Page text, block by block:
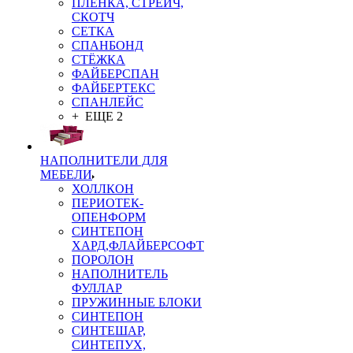
ПЛЁНКА, СТРЕЙЧ,
СКОТЧ
СЕТКА
СПАНБОНД
СТЁЖКА
ФАЙБЕРСПАН
ФАЙБЕРТЕКС
СПАНЛЕЙС
+ ЕЩЕ 2
НАПОЛНИТЕЛИ ДЛЯ
МЕБЕЛИ
ХОЛЛКОН
ПЕРИОТЕК-
ОПЕНФОРМ
СИНТЕПОН
ХАРД,ФЛАЙБЕРСОФТ
ПОРОЛОН
НАПОЛНИТЕЛЬ
ФУЛЛАР
ПРУЖИННЫЕ БЛОКИ
СИНТЕПОН
СИНТЕШАР,
СИНТЕПУХ,